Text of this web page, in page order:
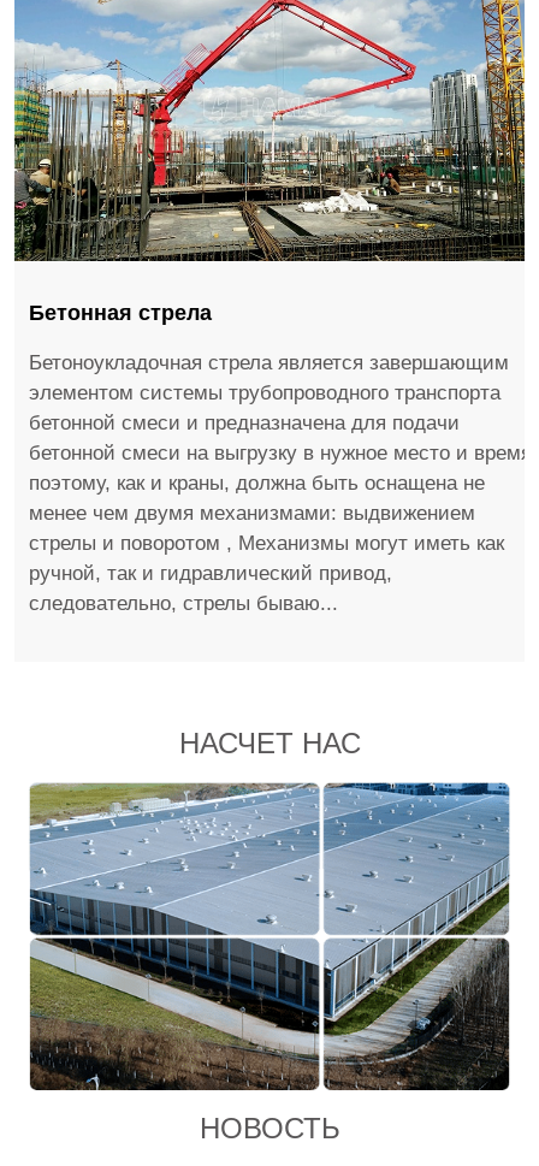
Бетонная стрела
Бетоноукладочная стрела является завершающим
элементом системы трубопроводного транспорта
бетонной смеси и предназначена для подачи
бетонной смеси на выгрузку в нужное место и время,
поэтому, как и краны, должна быть оснащена не
менее чем двумя механизмами: выдвижением
стрелы и поворотом , Механизмы могут иметь как
ручной, так и гидравлический привод,
следовательно, стрелы бываю...
НАСЧЕТ НАС
НОВОСТЬ